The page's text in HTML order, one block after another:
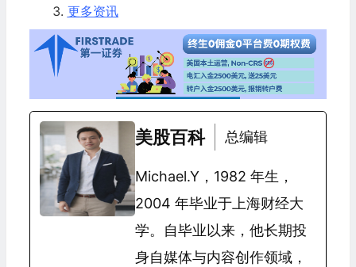
更多资讯
美股百科 总编辑
Michael.Y，1982 年生，
2004 年毕业于上海财经大
学。自毕业以来，他长期投
身自媒体与内容创作领域，